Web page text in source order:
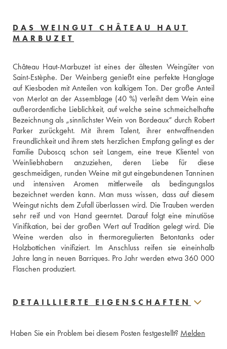
DAS WEINGUT CHÂTEAU HAUT
MARBUZET
Château Haut-Marbuzet ist eines der ältesten Weingüter von
Saint-Estèphe. Der Weinberg genießt eine perfekte Hanglage
auf Kiesboden mit Anteilen von kalkigem Ton. Der große Anteil
von Merlot an der Assemblage (40 %) verleiht dem Wein eine
außerordentliche Lieblichkeit, auf welche seine schmeichelhafte
Bezeichnung als „sinnlichster Wein von Bordeaux“ durch Robert
Parker zurückgeht. Mit ihrem Talent, ihrer entwaffnenden
Freundlichkeit und ihrem stets herzlichen Empfang gelingt es der
Familie Duboscq schon seit Langem, eine treue Klientel von
Weinliebhabern anzuziehen, deren Liebe für diese
geschmeidigen, runden Weine mit gut eingebundenen Tanninen
und intensiven Aromen mittlerweile als bedingungslos
bezeichnet werden kann. Man muss wissen, dass auf diesem
Weingut nichts dem Zufall überlassen wird. Die Trauben werden
sehr reif und von Hand geerntet. Darauf folgt eine minutiöse
Vinifikation, bei der großen Wert auf Tradition gelegt wird. Die
Weine werden also in thermoregulierten Betontanks oder
Holzbottichen vinifiziert. Im Anschluss reifen sie eineinhalb
Jahre lang in neuen Barriques. Pro Jahr werden etwa 360 000
Flaschen produziert.
DETAILLIERTE EIGENSCHAFTEN
Haben Sie ein Problem bei diesem Posten festgestellt? Melden